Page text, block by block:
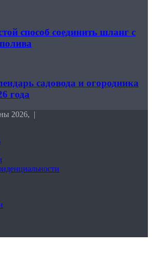
способ соединить шланг с
садовода и огородника
года
2026, |